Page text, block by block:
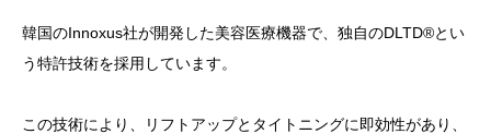
韓国のInnoxus社が開発した美容医療機器で、独自のDLTD®とい
う特許技術を採用しています。
この技術により、リフトアップとタイトニングに即効性があり、